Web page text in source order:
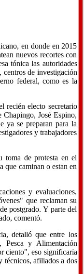
en donde en 2015
nuevos recortes con
tónica las autoridades
centros de investigación
federal, como es la
recién electo secretario
José Espino,
ya se preparan para la
y trabajadores
toma de protesta en el
que caminan o estan en
y evaluaciones,
que reclaman su
postgrado. Y parte del
comentó.
detalló que entre los
Pesca y Alimentación
ciento", eso significaría
técnicos, afiliados a dos